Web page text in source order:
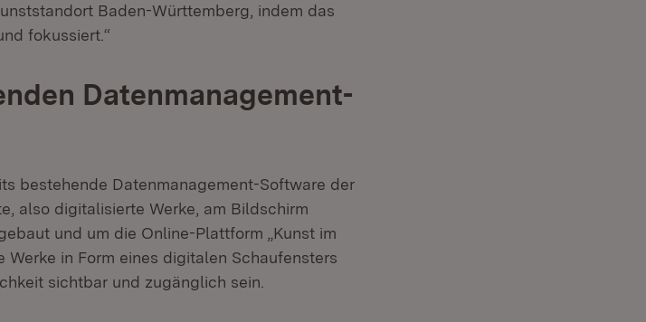
Baden-Württemberg, indem das
fokussiert.“
Datenmanagement-
bestehende Datenmanagement-Software der
also digitalisierte Werke, am Bildschirm
und um die Online-Plattform „Kunst im
in Form eines digitalen Schaufensters
sichtbar und zugänglich sein.